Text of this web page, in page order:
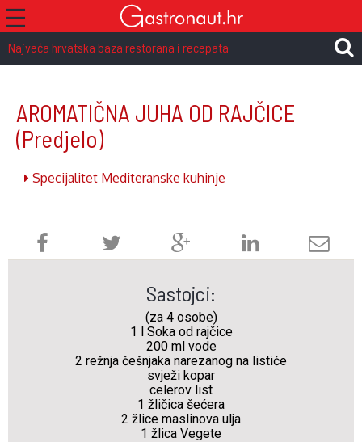
☰
Najveća hrvatska baza restorana i recepata
AROMATIČNA JUHA OD RAJČICE
(Predjelo)
Specijalitet Mediteranske kuhinje
Sastojci:
(za 4 osobe)
1 l Soka od rajčice
200 ml vode
2 režnja češnjaka narezanog na listiće
svježi kopar
celerov list
1 žličica šećera
2 žlice maslinova ulja
1 žlica Vegete